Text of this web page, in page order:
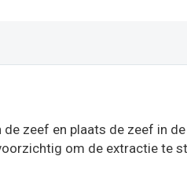
zeef en plaats de zeef in
om de extractie te